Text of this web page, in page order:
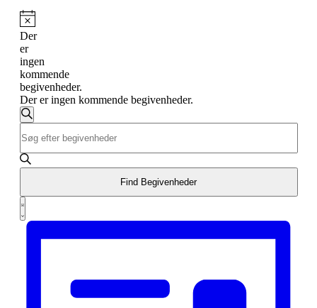
Der
er
ingen
kommende
begivenheder.
Der er ingen kommende begivenheder.
Begivenheder
Search
and
Views
Navigation
Søg
efter
nøgleord.
Søg
efter
på
nøgleord.
Find Begivenheder
Begivenhed
Views
List